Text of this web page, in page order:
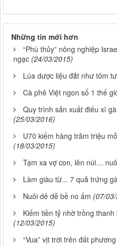
Những tin mới hơn
“Phù thủy” nông nghiệp
ngạc (24/03/2015)
Lúa dược liệu đắt như tôm
Cà phê Việt ngon số 1 thế
Quy trình sản xuất điếu xì
(25/03/2016)
U70 kiếm hàng trăm triệu
(18/03/2015)
Tạm xa vợ con, lên núi…
Làm giàu từ... 7 quả trứng
Nuôi dê dễ bề no ấm (07/
Kiếm tiền tỷ nhờ trồng
(12/03/2015)
“Vua” vịt trời trên đất